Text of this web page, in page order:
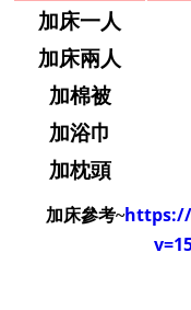
加床一人
加床兩人
加棉被
加浴巾
加枕頭
加床參考~